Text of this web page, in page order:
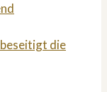
beseitigt die